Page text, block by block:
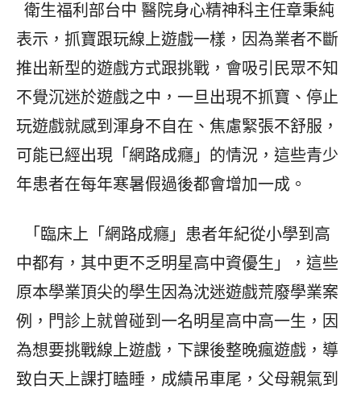
衛生福利部台中 醫院身心精神科主任章秉純
表示，抓寶跟玩線上遊戲一樣，因為業者不斷
推出新型的遊戲方式跟挑戰，會吸引民眾不知
不覺沉迷於遊戲之中，一旦出現不抓寶、停止
玩遊戲就感到渾身不自在、焦慮緊張不舒服，
可能已經出現「網路成癮」的情況，這些青少
年患者在每年寒暑假過後都會增加一成。
「臨床上「網路成癮」患者年紀從小學到高
中都有，其中更不乏明星高中資優生」，這些
原本學業頂尖的學生因為沈迷遊戲荒廢學業案
例，門診上就曾碰到一名明星高中高一生，因
為想要挑戰線上遊戲，下課後整晚瘋遊戲，導
致白天上課打瞌睡，成績吊車尾，父母親氣到